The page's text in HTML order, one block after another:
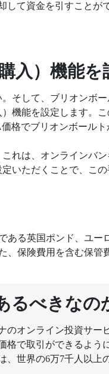
て資金を引すことが
入）機能を
そして、ブリオンボ
機能を設定します。
格でブリオンボール
れは、オンラインバ
いただくことで、こ
ある英国ポンド、ユー
、保険費用を含む保管
るべきなの
のオンライン投資サー
格で取引ができるよう
世界の6万7千人以上